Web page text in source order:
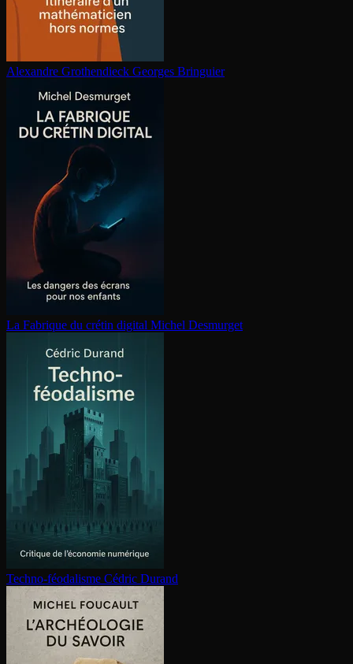
Alexandre Gro­then­dieck Georges Bringuier
La Fabrique du crétin digital Michel Desmurget
Techno-féodalisme Cédric Durand